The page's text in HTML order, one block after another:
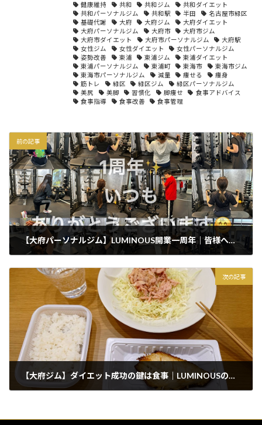
健康維持
共和 共和ジム
共和ダイエット
共和パーソナルジム
共和駅 半田
名古屋市緑区
基礎代謝
大府 大府ジム
大府ダイエット
大府パーソナルジム
大府市
大府市ジム
大府市ダイエット
大府市パーソナルジム
大府駅
女性ジム
女性ダイエット
女性パーソナルジム
姿勢改善
東浦 東浦ジム
東浦ダイエット
東浦パーソナルジム
東浦町 東海市
東海市ジム
東海市パーソナルジム
減量 痩せる
痩身
筋トレ
緑区 緑区ジム
緑区パーソナルジム
美尻
美脚 習慣化 脚痩せ
食事アドバイス
食事指導
食事改善 食事管理
前の記事
【大府パーソナルジム】LUMINOUS開業一周年｜皆様への感謝を込めて
次の記事
【大府ジム】ダイエット成功の鍵は食事｜LUMINOUSのサポート体制とは